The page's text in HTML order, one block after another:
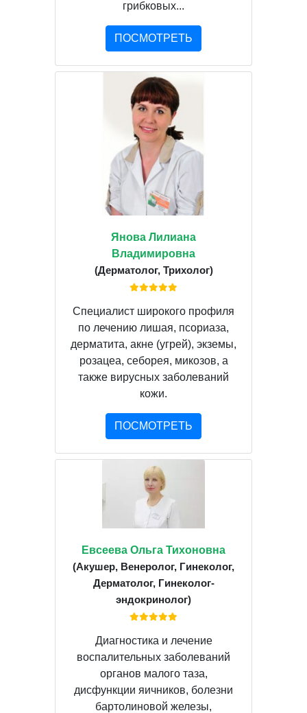
грибковых...
ПОСМОТРЕТЬ
Янова Лилиана
Владимировна
(Дерматолог, Трихолог)
Специалист широкого профиля
по лечению лишая, псориаза,
дерматита, акне (угрей), экземы,
розацеа, себорея, микозов, а
также вирусных заболеваний
кожи.
ПОСМОТРЕТЬ
Евсеева Ольга Тихоновна
(Акушер, Венеролог, Гинеколог,
Дерматолог, Гинеколог-
эндокринолог)
Диагностика и лечение
воспалительных заболеваний
органов малого таза,
дисфункции яичников, болезни
бартолиновой железы,